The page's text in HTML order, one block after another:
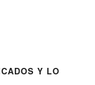
Y LO